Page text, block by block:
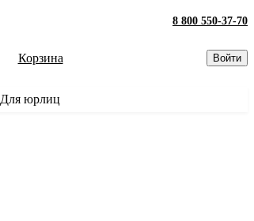
8 800 550-37-70
Корзина Войти
Для юрлиц